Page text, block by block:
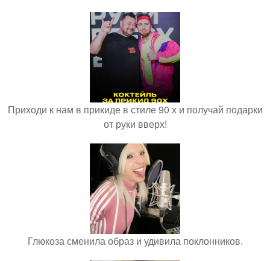
Приходи к нам в прикиде в стиле 90 х и получай подарки
от руки вверх!
Глюкоза сменила образ и удивила поклонников.